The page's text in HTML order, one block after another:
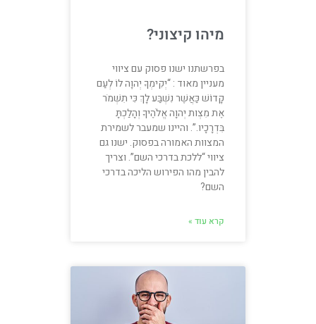
מיהו קיצוני?
בפרשתנו ישנו פסוק עם ציווי
מעניין מאוד : “יְקִימְךָ יְהוָה לוֹ לְעַם
קָדוֹשׁ כַּאֲשֶׁר נִשְׁבַּע לָךְ כִּי תִשְׁמֹר
אֶת מִצְות יְהוָה אֱלֹהֶיךָ וְהָלַכְתָּ
בִּדְרָכָיו.”. והיינו שמעבר לשמירת
המצוות האמורה בפסוק. ישנו גם
ציווי “ללכת בדרכי השם”. וצריך
להבין מהו הפירוש הליכה בדרכי
השם?
קרא עוד »